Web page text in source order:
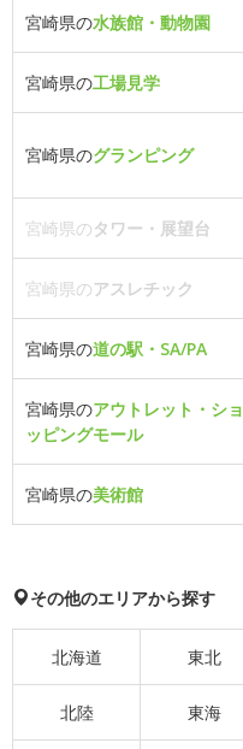
宮崎県の水族館・動物園
宮崎県の工場見学
宮崎県のグランピング
宮崎県のタワー・展望台
宮崎県のアスレチック
宮崎県の道の駅・SA/PA
宮崎県のアウトレット・ショ
ッピングモール
宮崎県の美術館
その他のエリアから探す
北海道 東北
北陸 東海